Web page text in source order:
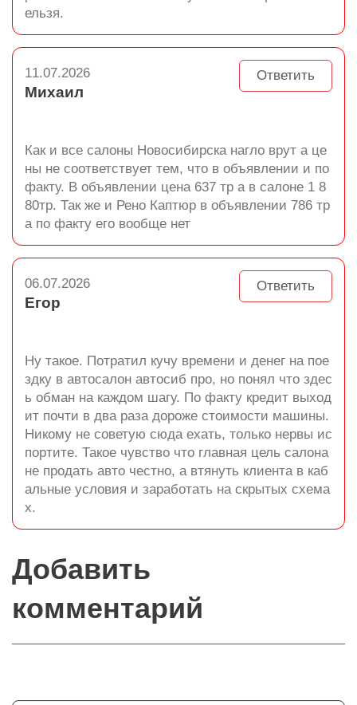
ельзя.
Ответить
11.07.2026
Михаил
Как и все салоны Новосибирска нагло врут а це
ны не соответствует тем, что в объявлении и по
факту. В объявлении цена 637 тр а в салоне 1 8
80тр. Так же и Рено Каптюр в объявлении 786 тр
а по факту его вообще нет
Ответить
06.07.2026
Егор
Ну такое. Потратил кучу времени и денег на пое
здку в автосалон автосиб про, но понял что здес
ь обман на каждом шагу. По факту кредит выход
ит почти в два раза дороже стоимости машины.
Никому не советую сюда ехать, только нервы ис
портите. Такое чувство что главная цель салона
не продать авто честно, а втянуть клиента в каб
альные условия и заработать на скрытых схема
х.
Добавить
комментарий